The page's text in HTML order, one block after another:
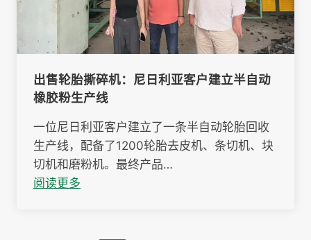
出售轮胎撕碎机：尼日利亚客户建立半自动
橡胶粉生产线
一位尼日利亚客户建立了一条半自动轮胎回收
生产线，配备了1200轮胎去皮机、条切机、块
切机和磨粉机。最终产品…
阅读更多